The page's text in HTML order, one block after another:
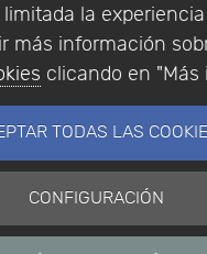
la
más información
clicando en "Más
TODAS LAS
CONFIGURACIÓN
Legal| Política de
Política de Cookies
1994 - 2026. Addlink
Científico, S.L.
Portugal.